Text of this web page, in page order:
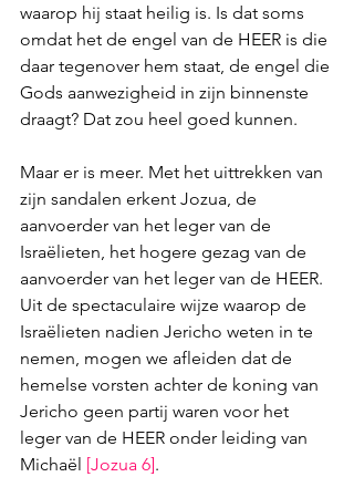
waarop hij staat heilig is. Is dat soms
omdat het de engel van de HEER is die
daar tegenover hem staat, de engel die
Gods aanwezigheid in zijn binnenste
draagt? Dat zou heel goed kunnen.
Maar er is meer. Met het uittrekken van
zijn sandalen erkent Jozua, de
aanvoerder van het leger van de
Israëlieten, het hogere gezag van de
aanvoerder van het leger van de HEER.
Uit de spectaculaire wijze waarop de
Israëlieten nadien Jericho weten in te
nemen, mogen we afleiden dat de
hemelse vorsten achter de koning van
Jericho geen partij waren voor het
leger van de HEER onder leiding van
Michaël [Jozua 6].